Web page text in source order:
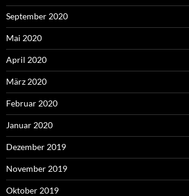
September 2020
Mai 2020
April 2020
März 2020
Februar 2020
Januar 2020
Dezember 2019
November 2019
Oktober 2019